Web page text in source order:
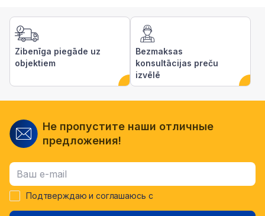
Zibenīga piegāde uz
objektiem
Bezmaksas
konsultācijas preču
izvēlē
Не пропустите наши отличные
предложения!
Подтверждаю и соглашаюсь с